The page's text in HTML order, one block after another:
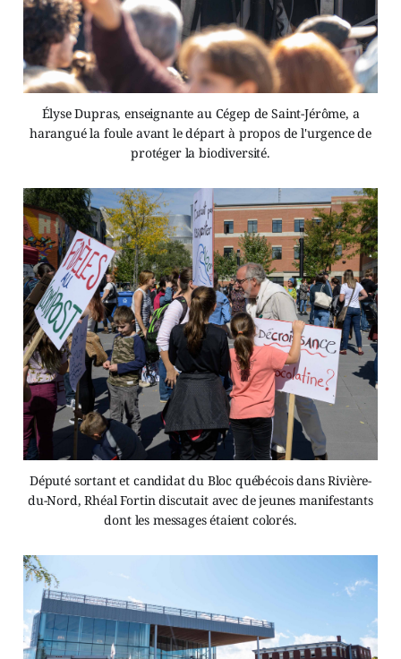
Élyse Dupras, enseignante au Cégep de Saint-Jérôme, a
harangué la foule avant le départ à propos de l'urgence de
protéger la biodiversité.
Député sortant et candidat du Bloc québécois dans Rivière-
du-Nord, Rhéal Fortin discutait avec de jeunes manifestants
dont les messages étaient colorés.